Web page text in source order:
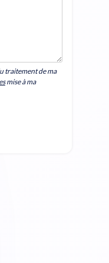
traitement de ma
mise à ma